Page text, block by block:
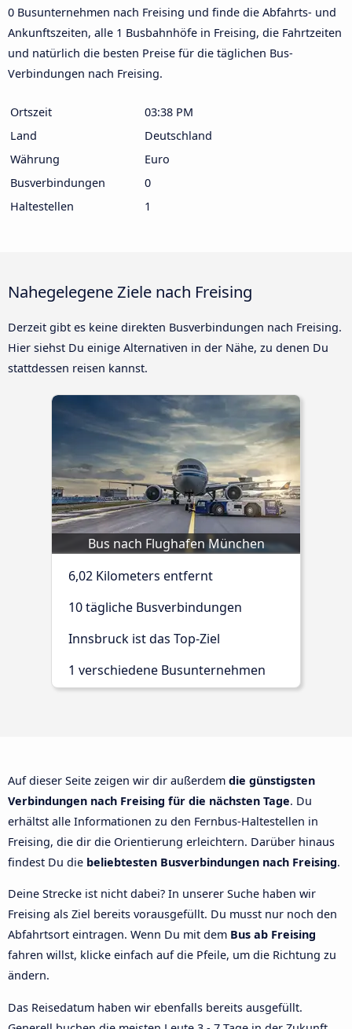
0 Busunternehmen nach Freising und finde die Abfahrts- und
Ankunftszeiten, alle 1 Busbahnhöfe in Freising, die Fahrtzeiten
und natürlich die besten Preise für die täglichen Bus-
Verbindungen nach Freising.
Ortszeit
03:38 PM
Land
Deutschland
Währung
Euro
Busverbindungen
0
Haltestellen
1
Nahegelegene Ziele nach Freising
Derzeit gibt es keine direkten Busverbindungen nach Freising.
Hier siehst Du einige Alternativen in der Nähe, zu denen Du
stattdessen reisen kannst.
Bus nach Flughafen München
6,02 Kilometers entfernt
10 tägliche Busverbindungen
Innsbruck ist das Top-Ziel
1 verschiedene Busunternehmen
Auf dieser Seite zeigen wir dir außerdem die günstigsten
Verbindungen nach Freising für die nächsten Tage. Du
erhältst alle Informationen zu den Fernbus-Haltestellen in
Freising, die dir die Orientierung erleichtern. Darüber hinaus
findest Du die beliebtesten Busverbindungen nach Freising.
Deine Strecke ist nicht dabei? In unserer Suche haben wir
Freising als Ziel bereits vorausgefüllt. Du musst nur noch den
Abfahrtsort eintragen. Wenn Du mit dem Bus ab Freising
fahren willst, klicke einfach auf die Pfeile, um die Richtung zu
ändern.
Das Reisedatum haben wir ebenfalls bereits ausgefüllt.